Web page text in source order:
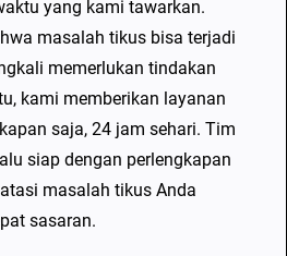
yang kami tawarkan.
masalah tikus bisa terjadi
memerlukan tindakan
kami memberikan layanan
saja, 24 jam sehari. Tim
siap dengan perlengkapan
masalah tikus Anda
sasaran.